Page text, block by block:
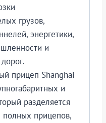
грузов,
энергетики,
и
прицеп Shanghai
и
разделяется
полных прицепов,